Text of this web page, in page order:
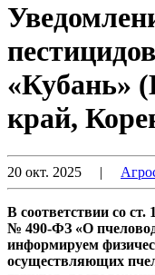
«Кубань»
край,
20 окт. 2025 |
В соответствии со ст.
№ 490-ФЗ «О
информируем
осуществляющих